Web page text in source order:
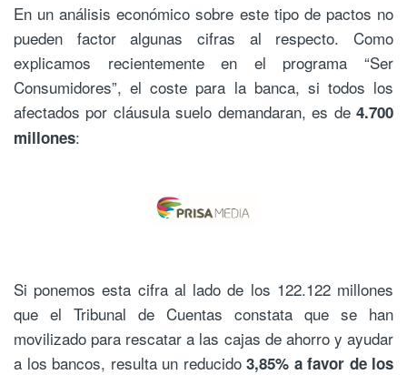
En un análisis económico sobre este tipo de pactos no
pueden factor algunas cifras al respecto. Como
explicamos recientemente en el programa “Ser
Consumidores”, el coste para la banca, si todos los
afectados por cláusula suelo demandaran, es de 4.700
millones:
Si ponemos esta cifra al lado de los 122.122 millones
que el Tribunal de Cuentas constata que se han
movilizado para rescatar a las cajas de ahorro y ayudar
a los bancos, resulta un reducido 3,85% a favor de los